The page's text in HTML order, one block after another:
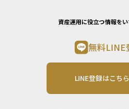
資産運用に役立つ情報を
無料LINE
LINE登録はこち